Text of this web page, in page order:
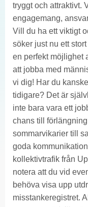
tryggt och attraktivt.
engagemang,
Vill du ha ett viktigt
söker just nu ett
en perfekt möjlighet
att jobba med
vi dig! Har du
tidigare? Det är
inte bara vara ett
chans till
sommarvikarier till
goda
kollektivtrafik från
notera att du vid
behöva visa upp
misstankeregistret.